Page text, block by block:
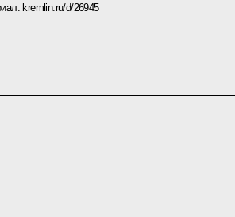
kremlin.ru/d/26945